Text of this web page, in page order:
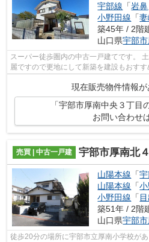
宇部線 「岩鼻
小野田線 「
築45年 / 2階
山口県宇部市
スーパー徒歩圏内の中古一戸建てです。
麗ですので更地にして新築を建設もおす
現在販売物件情報が
「宇部市厚南中央３丁目
お問い合わせ
売買 | 中古一戸建 宇部市厚南北
山陽本線 「
山陽本線 「
小野田線 「
築51年 / 2階
山口県宇部市
徒歩20分の場所に宇部市立厚南小学校が